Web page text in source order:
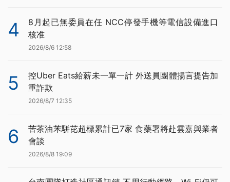
4
8月起已無委員在任 NCC停發手機等電信設備進口
核准
2026/8/6 12:58
5
控Uber Eats給薪未一單一計 外送員團體揚言提告加
重詐欺
2026/8/7 12:35
6
苦茶油苯駢芘超標累計已7家 食藥署將赴雲嘉與業者
會談
2026/8/8 19:09